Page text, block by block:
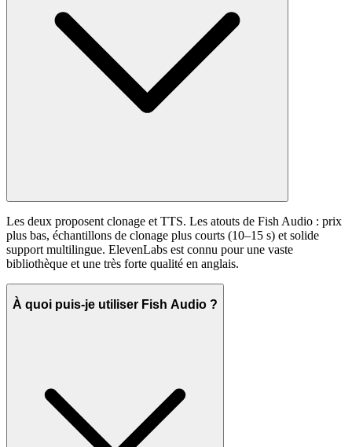
Les deux proposent clonage et TTS. Les atouts de Fish Audio : prix
plus bas, échantillons de clonage plus courts (10–15 s) et solide
support multilingue. ElevenLabs est connu pour une vaste
bibliothèque et une très forte qualité en anglais.
À quoi puis-je utiliser Fish Audio ?